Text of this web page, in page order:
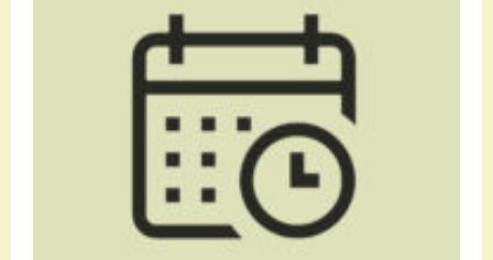
Aires de camping-car
Salles de réception
Aires de pique-nique
Randonnées vélo
Randonnées VTT
Randonnées équestres